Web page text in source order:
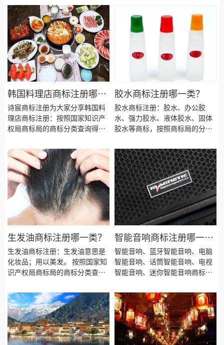
册的小文将背心商标注册选择的
具体商品、商标注册流程和费
用、商标注册需要提供的资料、
商标注册成功后有效期多久等资
料整理出来供大家参考。
类别商标！今天诗宸商标注册的
小文将牛奶生产商商标注册选择
的具体商品、商标注册流程和费
料整理出来供大家参考。
韩国料理店商标注册哪一
类？
诗宸商标注册为大家分享韩国料
理店商标注册：按照国家知识产
权局商标局的商标分类查询得
册食品类别商标！今天诗宸商标
注册的小文将韩国料理店商标注
册选择的具体商品、商标注册流
程和费用、商标注册需要提供的
资料、商标注册成功后有效期多
久等资料整理出来供大家参考。
胶水商标注册哪一类？
胶水商标注册：胶水、办公胶
水、强力胶水、液体胶水、固体
胶水等商标，按照商标局的分类
第16类别商标，我们产品应该选
择一些什么具体商品呢！广州胶
水商标注册、办公胶水商标注册
生发油商标注册哪一类？
生发油商标注册：生发油意思是
化妆品；用以美发。 按照国家知
识产权局商标局的商标分类查询
类别商标，我们产品应该选择一
些什么具体商品呢！
智能音响商标注册哪一
类？
智能音响、蓝牙智能音响、电脑
智能音响、话筒智能音响、电视
智能音响、迷你智能音响商标，
智能音响商标建议注册第09类别
商标，我们产品应该选择一些什
么具体商品呢！广州智能音响商
标注册、蓝牙智能音响商标注
册、 注册智能音响商标、电脑智